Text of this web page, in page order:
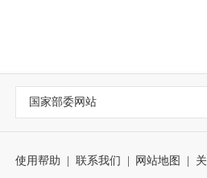
国家部委网站
使用帮助 联系我们 网站地图